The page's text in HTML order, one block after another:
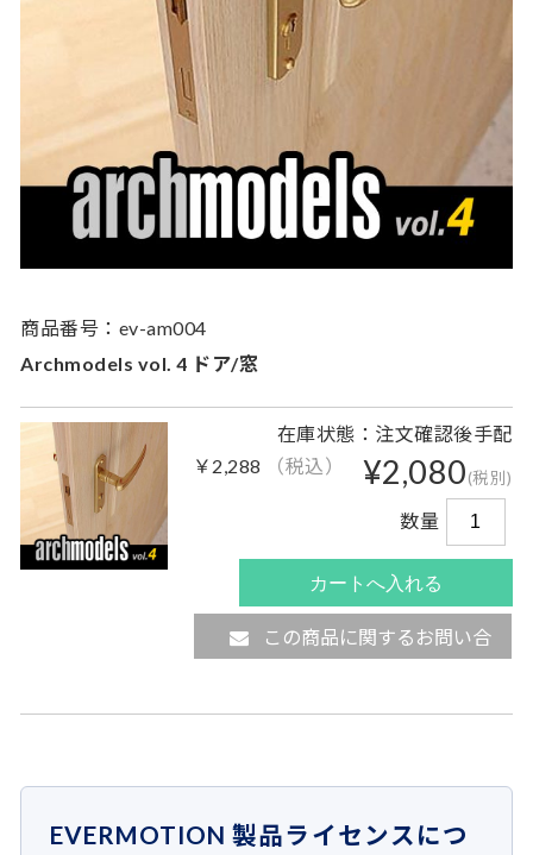
商品番号：ev-am004
Archmodels vol. 4 ドア/窓
在庫状態：注文確認後手配
¥2,080(税別)
￥2,288 （税込）
数量
この商品に関するお問い合
EVERMOTION 製品ライセンスにつ